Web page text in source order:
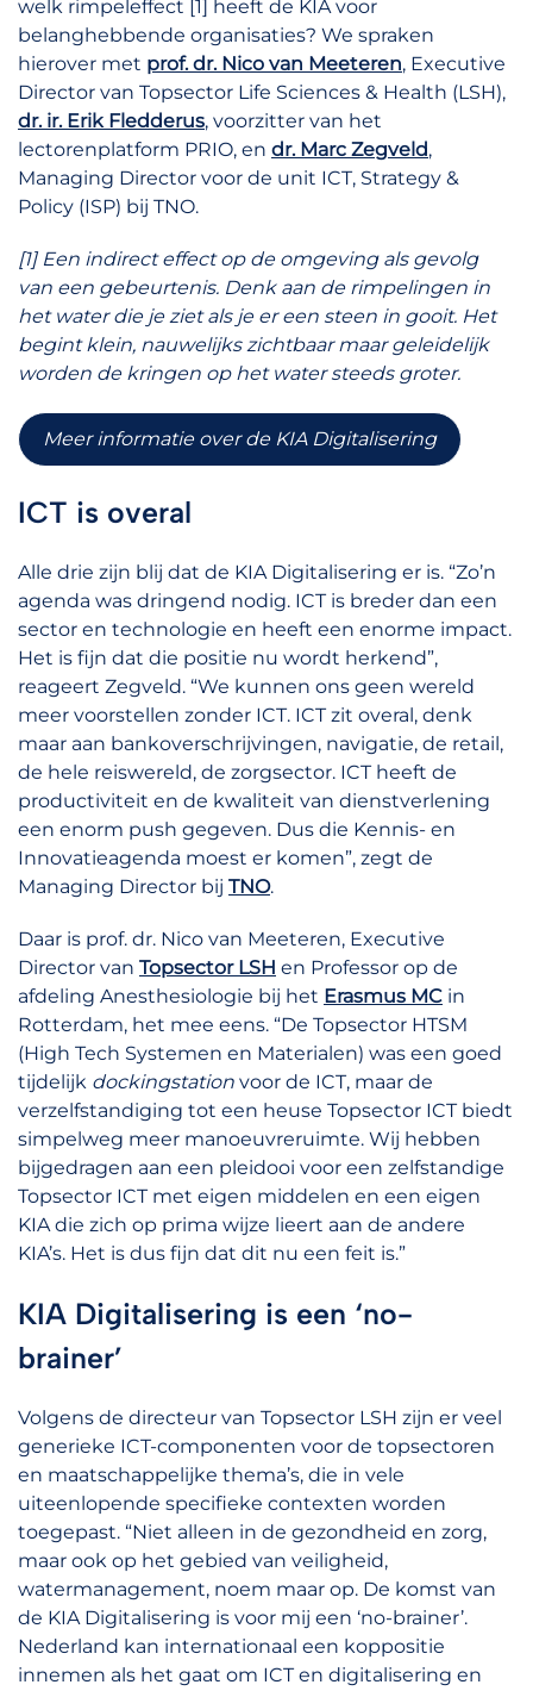
welk rimpeleffect [1] heeft de KIA voor
belanghebbende organisaties? We spraken
hierover met prof. dr. Nico van Meeteren, Executive
Director van Topsector Life Sciences & Health (LSH),
dr. ir. Erik Fledderus, voorzitter van het
lectorenplatform PRIO, en dr. Marc Zegveld,
Managing Director voor de unit ICT, Strategy &
Policy (ISP) bij TNO.
[1] Een indirect effect op de omgeving als gevolg
van een gebeurtenis. Denk aan de rimpelingen in
het water die je ziet als je er een steen in gooit. Het
begint klein, nauwelijks zichtbaar maar geleidelijk
worden de kringen op het water steeds groter.
Meer informatie over de KIA Digitalisering
ICT is overal
Alle drie zijn blij dat de KIA Digitalisering er is. “Zo’n
agenda was dringend nodig. ICT is breder dan een
sector en technologie en heeft een enorme impact.
Het is fijn dat die positie nu wordt herkend”,
reageert Zegveld. “We kunnen ons geen wereld
meer voorstellen zonder ICT. ICT zit overal, denk
maar aan bankoverschrijvingen, navigatie, de retail,
de hele reiswereld, de zorgsector. ICT heeft de
productiviteit en de kwaliteit van dienstverlening
een enorm push gegeven. Dus die Kennis- en
Innovatieagenda moest er komen”, zegt de
Managing Director bij TNO.
Daar is prof. dr. Nico van Meeteren, Executive
Director van Topsector LSH en Professor op de
afdeling Anesthesiologie bij het Erasmus MC in
Rotterdam, het mee eens. “De Topsector HTSM
(High Tech Systemen en Materialen) was een goed
tijdelijk dockingstation voor de ICT, maar de
verzelfstandiging tot een heuse Topsector ICT biedt
simpelweg meer manoeuvreruimte. Wij hebben
bijgedragen aan een pleidooi voor een zelfstandige
Topsector ICT met eigen middelen en een eigen
KIA die zich op prima wijze lieert aan de andere
KIA’s. Het is dus fijn dat dit nu een feit is.”
KIA Digitalisering is een ‘no-
brainer’
Volgens de directeur van Topsector LSH zijn er veel
generieke ICT-componenten voor de topsectoren
en maatschappelijke thema’s, die in vele
uiteenlopende specifieke contexten worden
toegepast. “Niet alleen in de gezondheid en zorg,
maar ook op het gebied van veiligheid,
watermanagement, noem maar op. De komst van
de KIA Digitalisering is voor mij een ‘no-brainer’.
Nederland kan internationaal een koppositie
innemen als het gaat om ICT en digitalisering en